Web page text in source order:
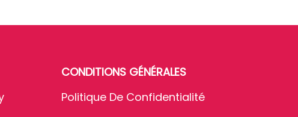
CONDITIONS GÉNÉRALES
Politique De Confidentialité